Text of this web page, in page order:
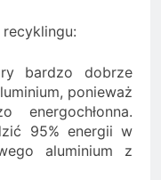
bardzo dobrze
ponieważ
95% energii w
aluminium z